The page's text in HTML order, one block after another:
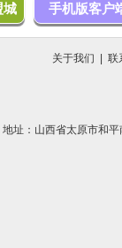
城
手机版客户
关于我们 | 联
地址：山西省太原市和